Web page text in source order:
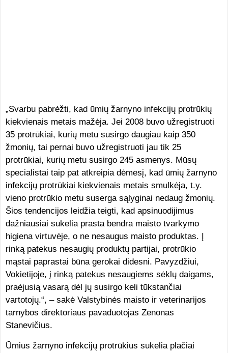
„Svarbu pabrėžti, kad ūmių žarnyno infekcijų protrūkių
kiekvienais metais mažėja. Jei 2008 buvo užregistruoti
35 protrūkiai, kurių metu susirgo daugiau kaip 350
žmonių, tai pernai buvo užregistruoti jau tik 25
protrūkiai, kurių metu susirgo 245 asmenys. Mūsų
specialistai taip pat atkreipia dėmesį, kad ūmių žarnyno
infekcijų protrūkiai kiekvienais metais smulkėja, t.y.
vieno protrūkio metu suserga sąlyginai nedaug žmonių.
Šios tendencijos leidžia teigti, kad apsinuodijimus
dažniausiai sukelia prasta bendra maisto tvarkymo
higiena virtuvėje, o ne nesaugus maisto produktas. Į
rinką patekus nesaugių produktų partijai, protrūkio
mąstai paprastai būna gerokai didesni. Pavyzdžiui,
Vokietijoje, į rinką patekus nesaugiems sėklų daigams,
praėjusią vasarą dėl jų susirgo keli tūkstančiai
vartotojų.“, – sakė Valstybinės maisto ir veterinarijos
tarnybos direktoriaus pavaduotojas Zenonas
Stanevičius.
Ūmius žarnyno infekcijų protrūkius sukelia plačiai